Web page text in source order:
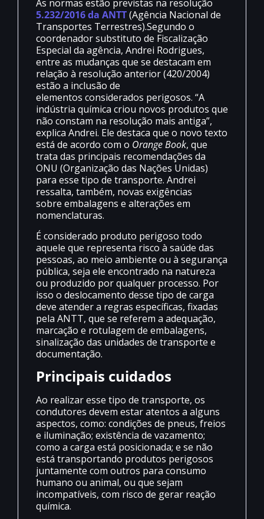
As normas estão previstas na resolução
5.232/2016 da ANTT(Agência Nacional de
Transportes Terrestres).Segundo o
coordenador substituto de Fiscalização
Especial da agência, Andrei Rodrigues,
entre as mudanças que se destacam em
relação à resolução anterior (420/2004)
estão a inclusão de
elementos considerados perigosos. “A
indústria química criou novos produtos que
não constam na resolução mais antiga”,
explica Andrei. Ele destaca que o novo texto
está de acordo com o Orange Book, que
trata das principais recomendações da
ONU (Organização das Nações Unidas)
para esse tipo de transporte. Andrei
ressalta, também, novas exigências
sobre embalagens e alterações em
nomenclaturas.
É considerado produto perigoso todo
aquele que representa risco à saúde das
pessoas, ao meio ambiente ou à segurança
pública, seja ele encontrado na natureza
ou produzido por qualquer processo. Por
isso o deslocamento desse tipo de carga
deve atender a regras específicas, fixadas
pela ANTT, que se referem a adequação,
marcação e rotulagem de embalagens,
sinalização das unidades de transporte e
documentação.
Principais cuidados
Ao realizar esse tipo de transporte, os
condutores devem estar atentos a alguns
aspectos, como: condições de pneus, freios
e iluminação; existência de vazamento;
como a carga está posicionada; e se não
está transportando produtos perigosos
juntamente com outros para consumo
humano ou animal, ou que sejam
incompatíveis, com risco de gerar reação
química.